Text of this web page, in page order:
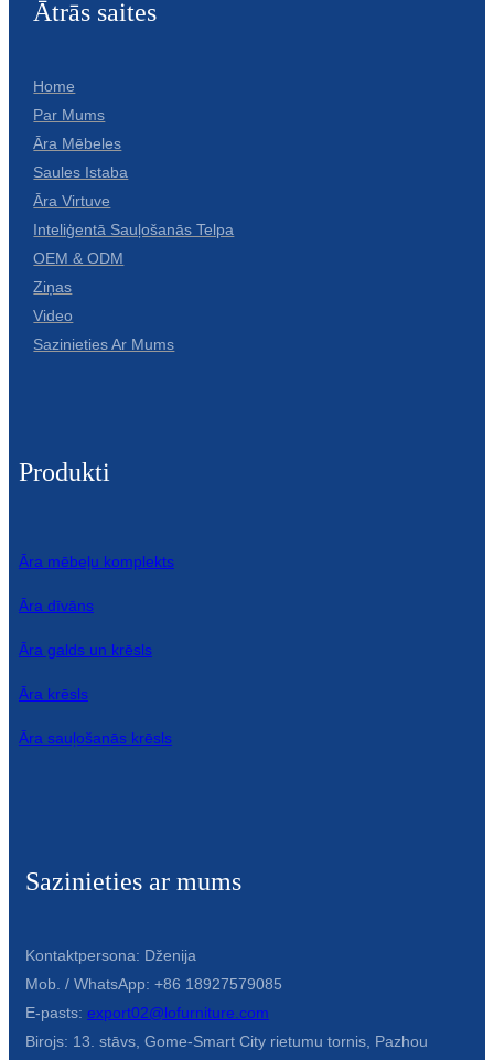
Ātrās saites
Home
Par Mums
Āra Mēbeles
Saules Istaba
Āra Virtuve
Inteliģentā Sauļošanās Telpa
OEM & ODM
Ziņas
Video
Sazinieties Ar Mums
Produkti
Āra mēbeļu komplekts
Āra dīvāns
Āra galds un krēsls
Āra krēsls
Āra sauļošanās krēsls
Sazinieties ar mums
Kontaktpersona: Dženija
Mob. / WhatsApp: +86 18927579085
E-pasts: export02@lofurniture.com
Birojs: 13. stāvs, Gome-Smart City rietumu tornis, Pazhou